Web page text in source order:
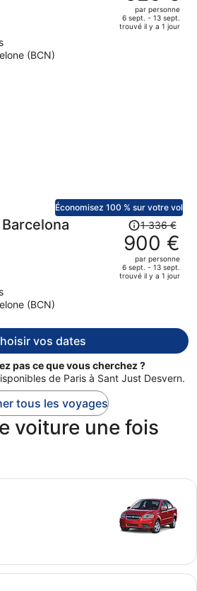
de
1
par personne
6 sept. - 13 sept.
trouvé il y a 1 jour
(BCN)
Économisez 100 % sur votre vol
Le
prix
était
de
1
maintenant
de
900 €
1 336 €
900 €
par personne
6 sept. - 13 sept.
trouvé il y a 1 jour
(BCN)
vos dates
pas ce que vous cherchez ?
de Paris à Sant Just Desvern.
tous les voyages
voiture une fois
Spark